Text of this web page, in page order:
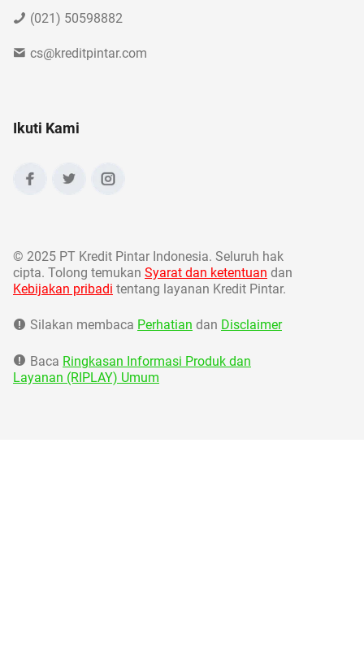
(021) 50598882
cs@kreditpintar.com
Ikuti Kami
© 2025 PT Kredit Pintar Indonesia. Seluruh hak
cipta. Tolong temukan Syarat dan ketentuan dan
Kebijakan pribadi tentang layanan Kredit Pintar.
Silakan membaca Perhatian dan Disclaimer
Baca Ringkasan Informasi Produk dan
Layanan (RIPLAY) Umum